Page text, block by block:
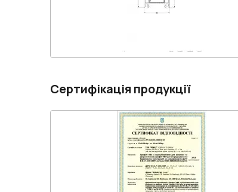
Сертифікація продукції